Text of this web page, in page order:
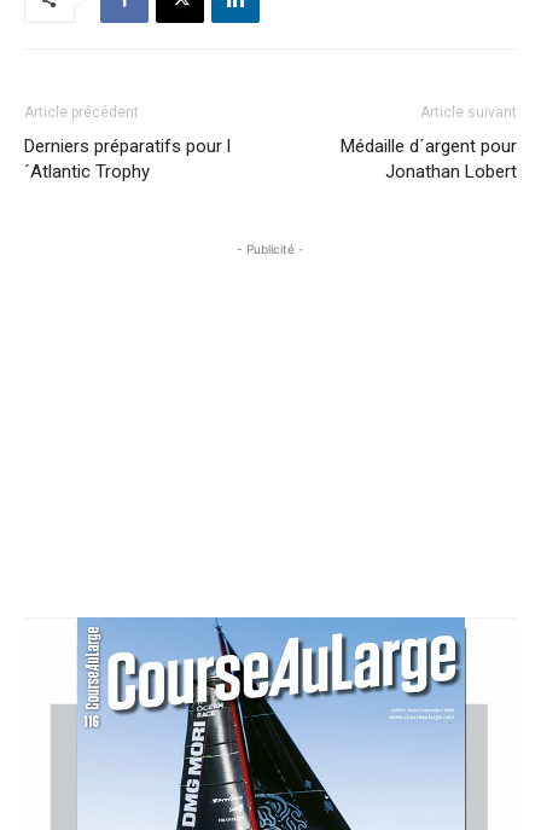
Article précédent
Derniers préparatifs pour l
´Atlantic Trophy
Article suivant
Médaille d´argent pour
Jonathan Lobert
- Publicité -